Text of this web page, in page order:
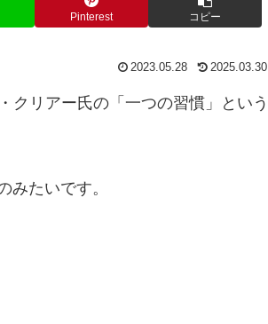
Pinterest コピー
2023.05.28 2025.03.30
クリアー氏の「一つの習慣」という
みたいです。